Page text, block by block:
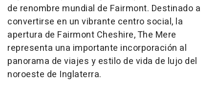
de renombre mundial de Fairmont. Destinado a
convertirse en un vibrante centro social, la
apertura de Fairmont Cheshire, The Mere
representa una importante incorporación al
panorama de viajes y estilo de vida de lujo del
noroeste de Inglaterra.